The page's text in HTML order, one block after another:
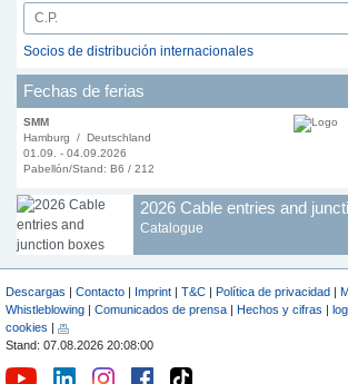
Socios de distribución internacionales
Fechas de ferias
SMM
Hamburg / Deutschland
01.09. - 04.09.2026
Pabellón/Stand: B6 / 212
2026 Cable entries and
Catalogue
Descargas | Contacto | Imprint | T&C | Política de privacidad |
Whistleblowing | Comunicados de prensa | Hechos y cifras |
cookies |
Stand: 07.08.2026 20:08:00